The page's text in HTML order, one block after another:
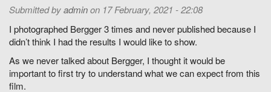
Submitted byadminon 17 February, 2021 - 22:08
I photographed Bergger 3 times and never published because I
didn’t think I had the results I would like to show.
As we never talked about Bergger, I thought it would be
important to first try to understand what we can expect from this
film.